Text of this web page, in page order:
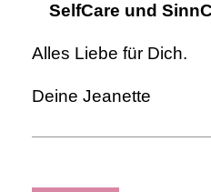
SelfCare und
Alles Liebe für Dich.
Deine Jeanette